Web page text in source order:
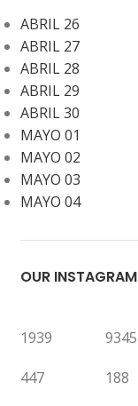
ABRIL 26
ABRIL 27
ABRIL 28
ABRIL 29
ABRIL 30
MAYO 01
MAYO 02
MAYO 03
MAYO 04
OUR INSTAGRAM
1939
447
9345
188